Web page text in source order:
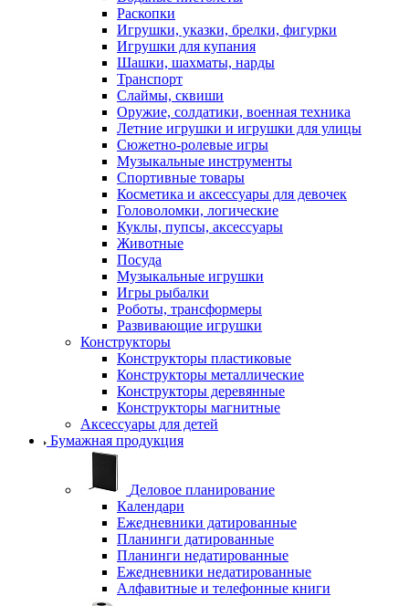
Раскопки
Игрушки, указки, брелки, фигурки
Игрушки для купания
Шашки, шахматы, нарды
Транспорт
Слаймы, сквиши
Оружие, солдатики, военная техника
Летние игрушки и игрушки для улицы
Сюжетно-ролевые игры
Музыкальные инструменты
Спортивные товары
Косметика и аксессуары для девочек
Головоломки, логические
Куклы, пупсы, аксессуары
Животные
Посуда
Музыкальные игрушки
Игры рыбалки
Роботы, трансформеры
Развивающие игрушки
Конструкторы
Конструкторы пластиковые
Конструкторы металлические
Конструкторы деревянные
Конструкторы магнитные
Аксессуары для детей
Бумажная продукция
Деловое планирование
Календари
Ежедневники датированные
Планинги датированные
Планинги недатированные
Ежедневники недатированные
Алфавитные и телефонные книги